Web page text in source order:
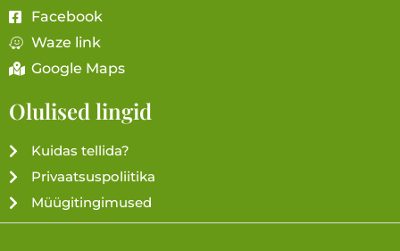
Facebook
Waze link
Google Maps
Olulised lingid
Kuidas tellida?
Privaatsuspoliitika
Müügitingimused